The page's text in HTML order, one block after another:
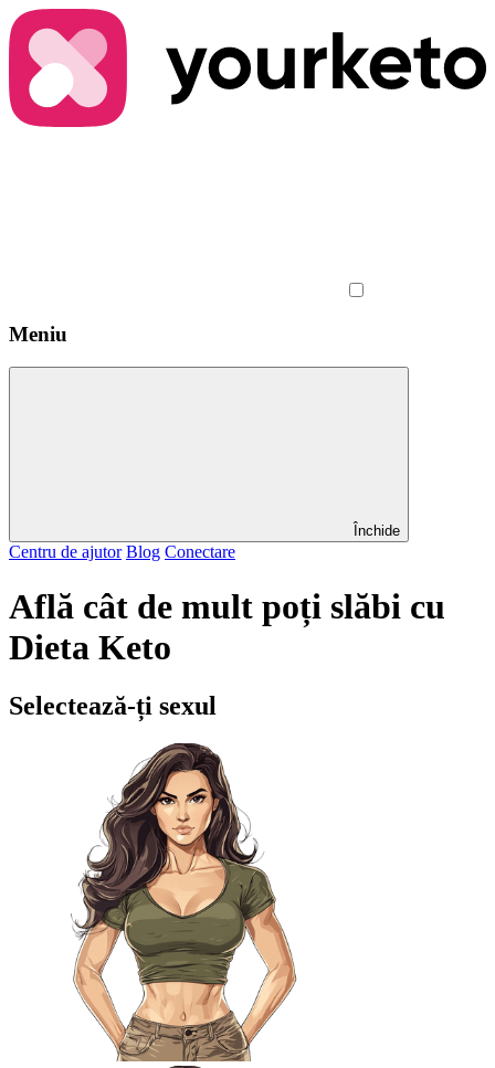
Meniu
Închide
Centru de ajutor Blog Conectare
Află cât de mult poți slăbi cu
Dieta Keto
Selectează-ți sexul